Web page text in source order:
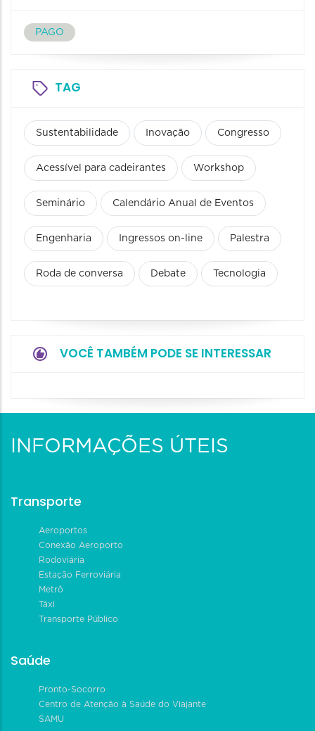
PAGO
TAG
Sustentabilidade Inovação Congresso
Acessível para cadeirantes Workshop
Seminário Calendário Anual de Eventos
Engenharia Ingressos on-line Palestra
Roda de conversa Debate Tecnologia
VOCÊ TAMBÉM PODE SE INTERESSAR
INFORMAÇÕES ÚTEIS
Transporte
Aeroportos
Conexão Aeroporto
Rodoviária
Estação Ferroviária
Metrô
Táxi
Transporte Público
Saúde
Pronto-Socorro
Centro de Atenção à Saúde do Viajante
SAMU